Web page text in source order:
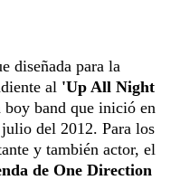
diseñada para la
al 'Up All Night
band que inició en
del 2012. Para los
y también actor, el
de One Direction